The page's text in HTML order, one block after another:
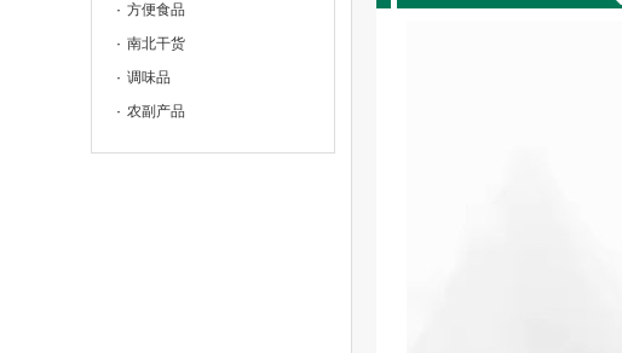
方便食品
南北干货
调味品
农副产品